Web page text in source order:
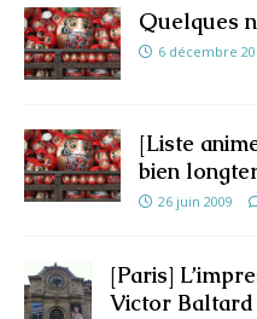
Quelques
6 décembre
[Liste
bien
26 juin 2009
[Paris]
Victor